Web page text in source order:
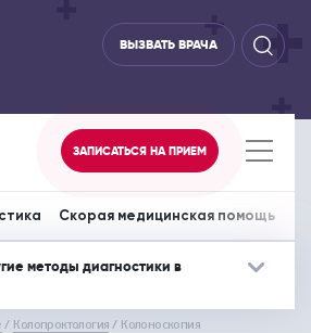
ВЫЗВАТЬ ВРАЧА
ЗАПИСАТЬСЯ НА ПРИЕМ
Диагностика
Дополнительно
Скорая медицинская помощь
Скорая
Колопроктология Колоноскопия
методы диагностики в